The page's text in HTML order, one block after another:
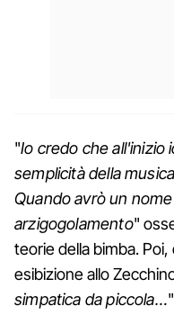
"Io credo che all'inizio
semplicità della
Quando avrò un
arzigogolamento"
teorie della bimba.
esibizione allo
simpatica da piccola…